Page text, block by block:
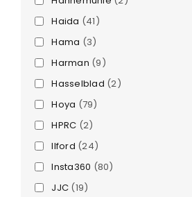
Haida (41)
Hama (3)
Harman (9)
Hasselblad (2)
Hoya (79)
HPRC (2)
Ilford (24)
Insta360 (80)
JJC (19)